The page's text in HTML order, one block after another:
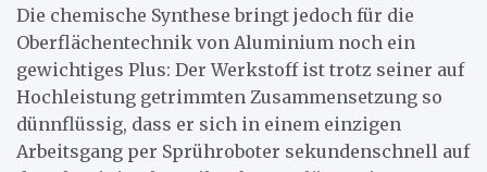
Die chemische Synthese bringt jedoch für die
Oberflächentechnik von Aluminium noch ein
gewichtiges Plus: Der Werkstoff ist trotz seiner auf
Hochleistung getrimmten Zusammensetzung so
dünnflüssig, dass er sich in einem einzigen
Arbeitsgang per Sprühroboter sekundenschnell auf